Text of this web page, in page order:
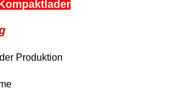
Produktion